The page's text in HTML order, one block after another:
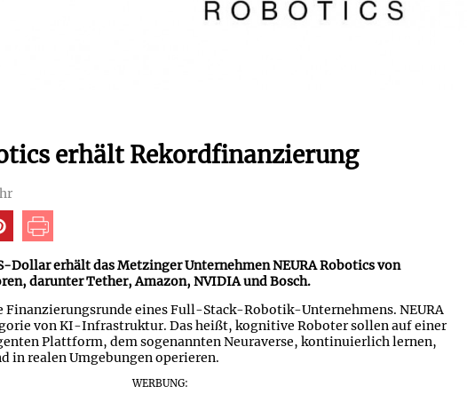
erhält Rekordfinanzierung
Dollar erhält das Metzinger Unternehmen NEURA Robotics von
darunter Tether, Amazon, NVIDIA und Bosch.
Finanzierungsrunde eines Full-Stack-Robotik-Unternehmens. NEURA
von KI-Infrastruktur. Das heißt, kognitive Roboter sollen auf einer
Plattform, dem sogenannten Neuraverse, kontinuierlich lernen,
in realen Umgebungen operieren.
WERBUNG: